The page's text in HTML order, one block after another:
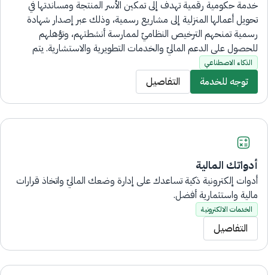
خدمة حكومية رقمية تهدف إلى تمكين الأسر المنتجة ومساندتها في
تحويل أعمالها المنزلية إلى مشاريع رسمية، وذلك عبر إصدار شهادة
رسمية تمنحهم الترخيص النظاميّ لممارسة أنشطتهم، وتؤهلهم
للحصول على الدعم الماليّ والخدمات التطويرية والاستشارية. يتم
التقديم على الخدمة إلكترونيًا بالكامل، دون الحاجة لزيارة فروع البنك.
الذكاء الاصطناعي
توجه للخدمة التفاصيل
أدواتك المالية
أدوات إلكترونية ذكية تساعدك على إدارة وضعك الماليّ واتخاذ قرارات
مالية واستثمارية أفضل.
الخدمات الالكترونية
التفاصيل